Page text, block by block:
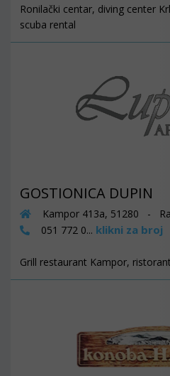
Ronilački centar, diving center
scuba rental
GOSTIONICA DUPIN
Kampor 413a, 51280 -
051 772 0... klikni za broj
Grill restaurant Kampor,